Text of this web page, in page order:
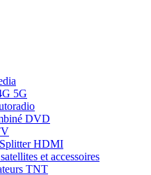
5G
DVD
HDMI
et accessoires
TNT